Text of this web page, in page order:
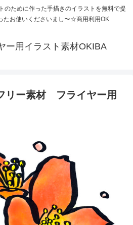
のために作った手描きのイラストを無料で提
たお使いくださいまし〜☆商用利用OK
ー用イラスト素材OKIBA
リー素材 フライヤー用